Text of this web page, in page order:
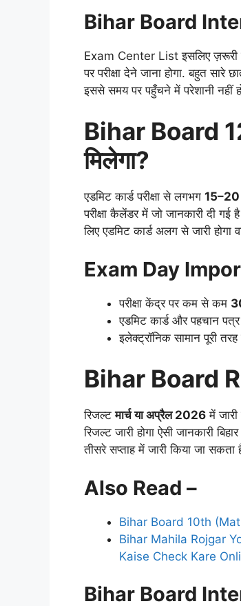
Bihar Board
Exam Center List इसलिए ज़रूरी
पर परीक्षा देने जाना होगा. बहुत
इससे समय पर पहुँचने में परेशानी नहीं
Bihar Board
मिलेगा?
एडमिट कार्ड परीक्षा से लगभग 15–20
परीक्षा कैलेंडर में जो जानकारी दी गई
लिए एडमिट कार्ड अलग से जारी होगा
Exam Day
परीक्षा केंद्र पर कम से कम
एडमिट कार्ड और पहचान
इलेक्ट्रॉनिक सामान पूरी तरह
Bihar Board
रिजल्टमार्च या अप्रैल 2026 में
रिजल्ट जारी होगा ऐसी जानकारी
तीसरे सप्ताह में जारी किया जा सकता
Also Read –
Bihar Board 10th
Bihar Mahila Rojgar
Kaise Check Kare
Bihar Board